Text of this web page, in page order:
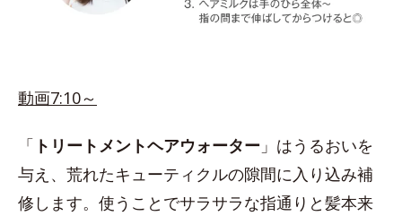
動画7:10～
「 トリートメントヘアウォーター 」はうるおいを
与え、荒れたキューティクルの隙間に入り込み補
修します。使うことでサラサラな指通りと髪本来